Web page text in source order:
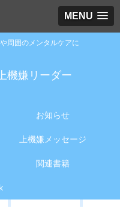
MENU
周囲のメンタルケアに
機嫌リーダー
お知らせ
上機嫌メッセージ
関連書籍